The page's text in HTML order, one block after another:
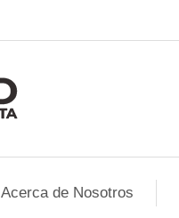
Acerca de Nosotros